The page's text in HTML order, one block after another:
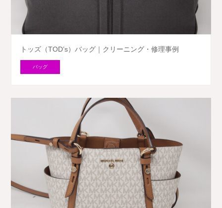
トッズ（TOD’s）バッグ｜クリーニング・修理事例
バッグ